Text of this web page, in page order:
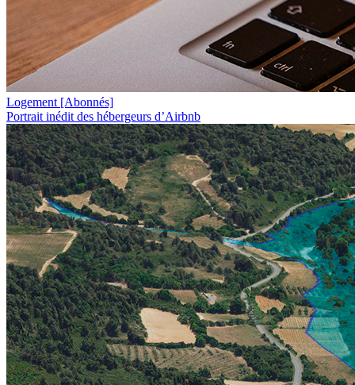
Logement [Abonnés]
Portrait inédit des hébergeurs d’Airbnb